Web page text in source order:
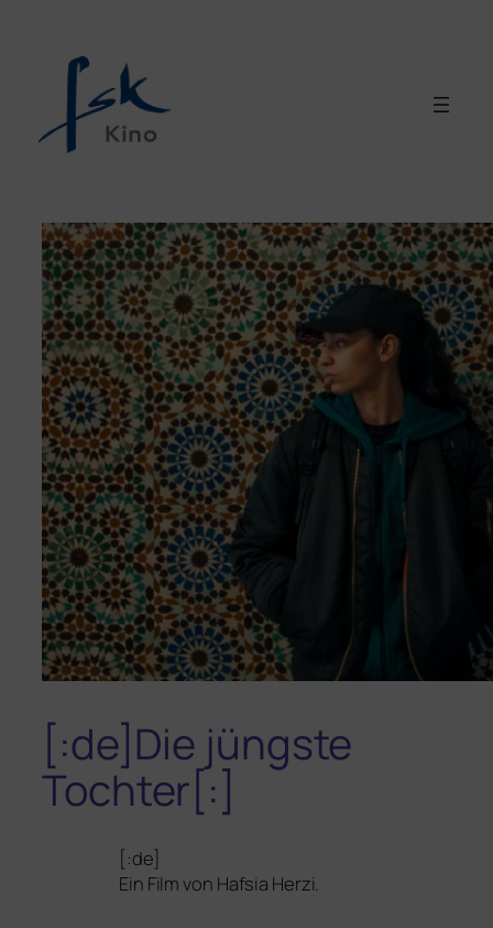
[:de]Die jüngste
Tochter[:]
[:de]
Ein Film von Hafsia Herzi.